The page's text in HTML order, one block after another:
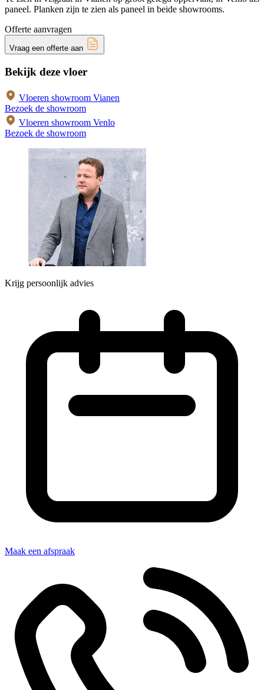
paneel. Planken zijn te zien als paneel in beide showrooms.
Offerte aanvragen
Vraag een offerte aan
Bekijk deze vloer
Vloeren showroom Vianen
Bezoek de showroom
Vloeren showroom Venlo
Bezoek de showroom
Krijg persoonlijk advies
Maak een afspraak